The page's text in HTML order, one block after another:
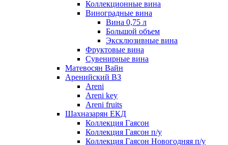
Коллекционные вина
Виноградные вина
Вина 0,75 л
Большой объем
Эксклюзивные вина
Фруктовые вина
Cувенирные вина
Матевосян Вайн
Аренийский ВЗ
Areni
Areni key
Areni fruits
Шахназарян ЕКД
Коллекция Гаясон
Коллекция Гаясон п/у
Коллекция Гаясон Новогодняя п/у